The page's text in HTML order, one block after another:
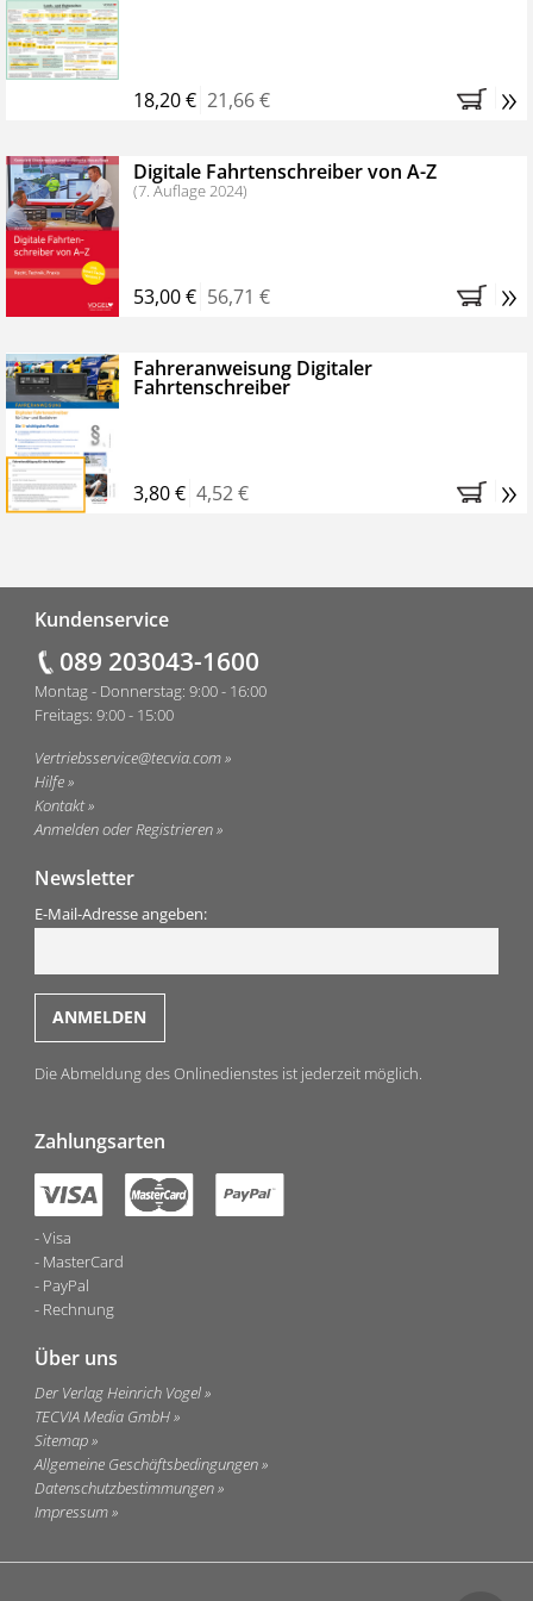
Bestellen Sie jetzt das VerkehrsRundschau Profipaket im
Kennenlern-Abo für zwei Monate (inkl. der derzeitig
Monaten brauchen Sie nichts weiter tun, das
Abonnement endet automatisch, es entstehen keine
weiteren Verpflichtungen.
18,20 € 21,66 € »
Digitale Fahrtenschreiber von A-Z
(7. Auflage 2024)
53,00 € 56,71 € »
Fahreranweisung Digitaler
Fahrtenschreiber
3,80 € 4,52 € »
Kundenservice
089 203043-1600
Montag - Donnerstag: 9:00 - 16:00
Freitags: 9:00 - 15:00
Vertriebsservice@tecvia.com
Hilfe
Kontakt
Anmelden oder Registrieren
Newsletter
E-Mail-Adresse angeben:
Die Abmeldung des Onlinedienstes ist jederzeit möglich.
Zahlungsarten
Visa
MasterCard
PayPal
Rechnung
Über uns
Der Verlag Heinrich Vogel
TECVIA Media GmbH
Sitemap
Allgemeine Geschäftsbedingungen
Datenschutzbestimmungen
Impressum